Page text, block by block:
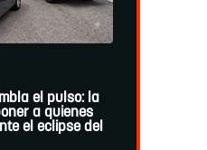
el pulso: la
a quienes
el eclipse del